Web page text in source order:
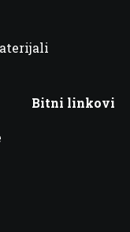
Bitni linkovi